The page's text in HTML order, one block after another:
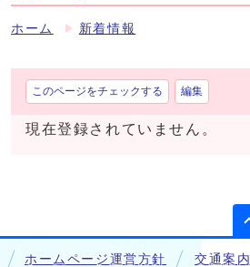
ホーム 新着情報
このページをチェックする 編集
現在登録されていません。
ホームページ運営方針 交通案内